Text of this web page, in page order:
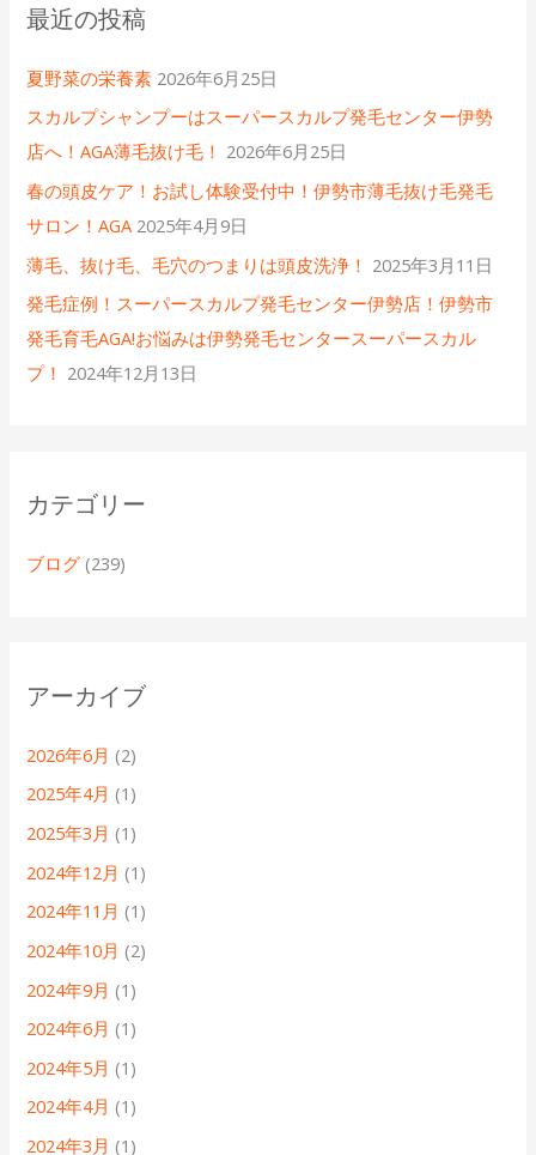
最近の投稿
夏野菜の栄養素 2026年6月25日
スカルプシャンプーはスーパースカルプ発毛センター伊勢
店へ！AGA薄毛抜け毛！ 2026年6月25日
春の頭皮ケア！お試し体験受付中！伊勢市薄毛抜け毛発毛
サロン！AGA 2025年4月9日
薄毛、抜け毛、毛穴のつまりは頭皮洗浄！ 2025年3月11日
発毛症例！スーパースカルプ発毛センター伊勢店！伊勢市
発毛育毛AGA!お悩みは伊勢発毛センタースーパースカル
プ！ 2024年12月13日
カテゴリー
ブログ (239)
アーカイブ
2026年6月 (2)
2025年4月 (1)
2025年3月 (1)
2024年12月 (1)
2024年11月 (1)
2024年10月 (2)
2024年9月 (1)
2024年6月 (1)
2024年5月 (1)
2024年4月 (1)
2024年3月 (1)